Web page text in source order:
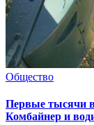
Общество
Первые тысячи
Комбайнер и